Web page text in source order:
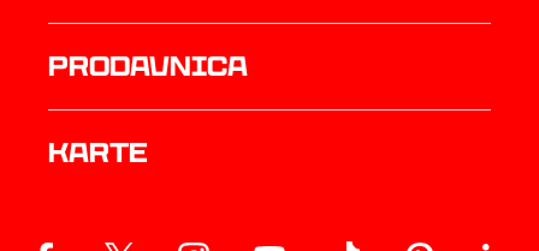
prodavnica
Karte